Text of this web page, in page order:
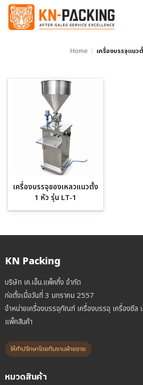
ข้าม
ยัง
Home / เครื่องบรรจุแนว
เครื่องบรรจุของเหลวแนวตั้ง
1 หัว รุ่น LT-1
KN Packing
บริษัท เค.เอ็น.แพ็คกิ้ง จำกัด
ก่อตั้งเมื่อวันที่ 3 มกราคม 2557
จำหน่ายเครื่องบรรจุภัณฑ์ เครื่องบรรจุ เครื่องซีล
แพ็คสินค้า
ให้คำปรึกษาโดยทีมงานฝ่ายขาย
หมวดสินค้า